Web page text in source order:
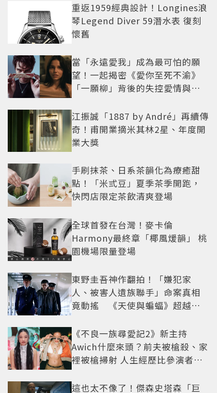
重返1959經典設計！Longines浪
琴Legend Diver 59潛水表 復刻
懷舊
當「永遠愛我」成為最可怕的願
望！一起揭密《愛你至死不渝》
「一願柳」背後的失控愛情與爆
江振誠「1887 by André」再續傳
奇！甫開業摘米其林2星、年度開
業大獎
手刷抹茶、日系茶韻化為療癒甜
點！「米弎豆」夏季茶季開跑，
快閃店限定茶飲清爽登場
全球首發在台灣！麥卡倫
Harmony最終章「椰風煖韻」 桃
園機場限量登場
東野圭吾神作翻拍！「嫌犯家
人、被害人遺族聯手」命案真相
竟動搖 《天使與蝙蝠》超越懸
《不良一族尋愛記2》新主持
Awich什麼來頭？前夫被槍殺、家
裡被槍掃射 人生經歷比參演者還
這也太不像了！傑森史塔森「巨